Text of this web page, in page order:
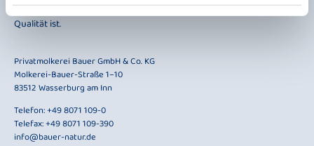
jeder fündig, der auf der Suche nach gutem Geschmack und bester
Qualität ist.
Privatmolkerei Bauer GmbH & Co. KG
Molkerei-Bauer-Straße 1–10
83512 Wasserburg am Inn
Telefon:+49 8071 109-0
Telefax: +49 8071 109-390
info@bauer-natur.de